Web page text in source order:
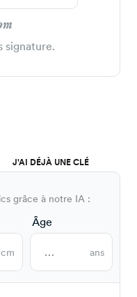
signature.
J'AI DÉJÀ UNE CLÉ
grâce à notre IA :
cm
Âge
ans